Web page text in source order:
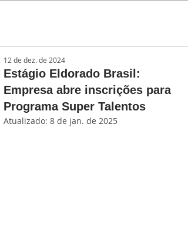
Estágio Eldorado Brasil:
Empresa abre inscrições para
Programa Super Talentos
12 de dez. de 2024
Atualizado: 8 de jan. de 2025